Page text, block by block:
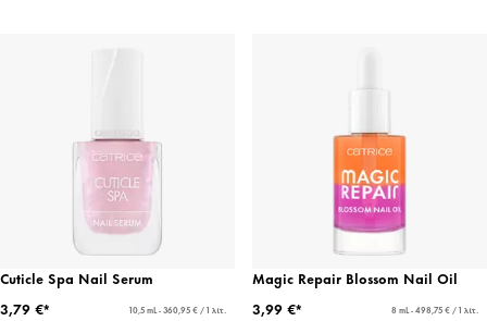
Cuticle Spa Nail Serum
3,79 €*
10,5 mL - 360,95 € / 1 λίτ.
Magic Repair Blossom Nail Oil
3,99 €*
8 mL - 498,75 € / 1 λίτ.